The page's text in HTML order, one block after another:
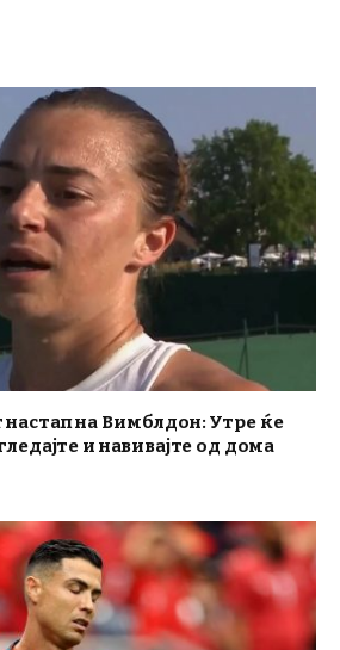
на Вимблдон: Утре ќе
и навивајте од дома